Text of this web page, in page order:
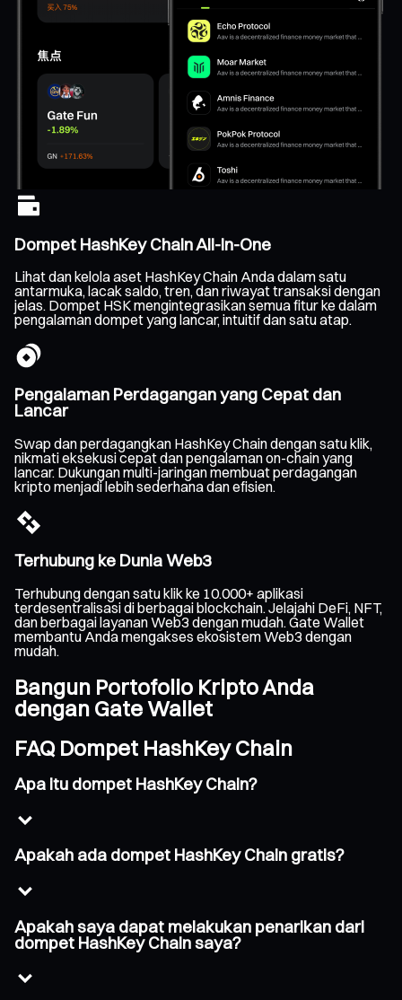
Dompet HashKey Chain All-In-One
Lihat dan kelola aset HashKey Chain Anda dalam satu
antarmuka, lacak saldo, tren, dan riwayat transaksi dengan
jelas. Dompet HSK mengintegrasikan semua fitur ke dalam
pengalaman dompet yang lancar, intuitif dan satu atap.
Pengalaman Perdagangan yang Cepat dan
Lancar
Swap dan perdagangkan HashKey Chain dengan satu klik,
nikmati eksekusi cepat dan pengalaman on-chain yang
lancar. Dukungan multi-jaringan membuat perdagangan
kripto menjadi lebih sederhana dan efisien.
Terhubung ke Dunia Web3
Terhubung dengan satu klik ke 10.000+ aplikasi
terdesentralisasi di berbagai blockchain. Jelajahi DeFi, NFT,
dan berbagai layanan Web3 dengan mudah. Gate Wallet
membantu Anda mengakses ekosistem Web3 dengan
mudah.
Bangun Portofolio Kripto Anda
dengan Gate Wallet
FAQ Dompet HashKey Chain
Apa itu dompet HashKey Chain?
Apakah ada dompet HashKey Chain gratis?
Apakah saya dapat melakukan penarikan dari
dompet HashKey Chain saya?